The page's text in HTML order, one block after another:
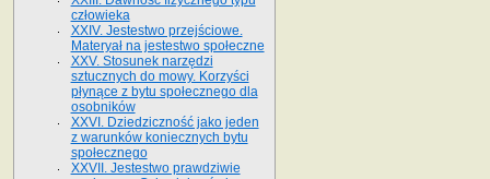
człowieka
XXIV. Jestestwo przejściowe.
Materyał na jestestwo społeczne
XXV. Stosunek narzędzi
sztucznych do mowy. Korzyści
płynące z bytu społecznego dla
osobników
XXVI. Dziedziczność jako jeden
z warunków koniecznych bytu
społecznego
XXVII. Jestestwo prawdziwie